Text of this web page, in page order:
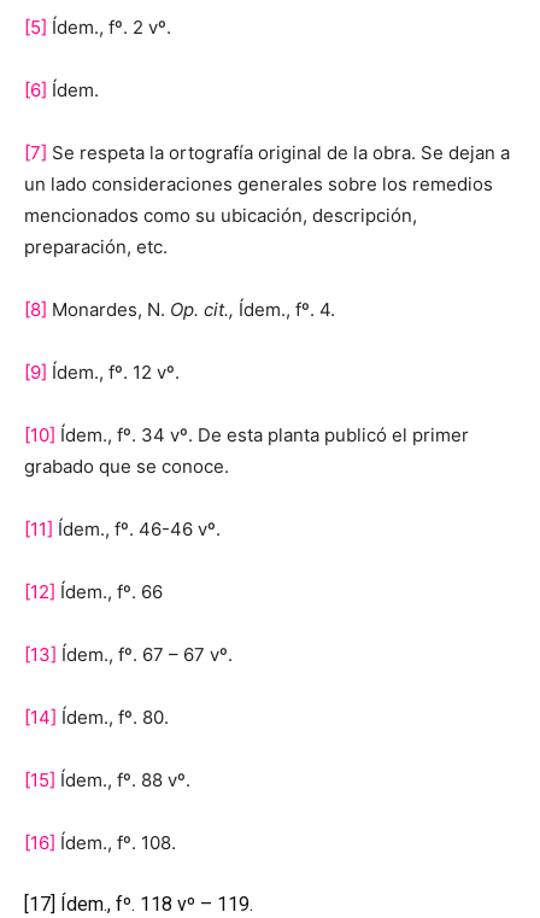
[5] Ídem., fº. 2 vº.
[6] Ídem.
[7] Se respeta la ortografía original de la obra. Se dejan a
un lado consideraciones generales sobre los remedios
mencionados como su ubicación, descripción,
preparación, etc.
[8] Monardes, N. Op. cit., Ídem., fº. 4.
[9] Ídem., fº. 12 vº.
[10] Ídem., fº. 34 vº. De esta planta publicó el primer
grabado que se conoce.
[11] Ídem., fº. 46-46 vº.
[12] Ídem., fº. 66
[13] Ídem., fº. 67 – 67 vº.
[14] Ídem., fº. 80.
[15] Ídem., fº. 88 vº.
[16] Ídem., fº. 108.
[17] Ídem., fº. 118 vº – 119.